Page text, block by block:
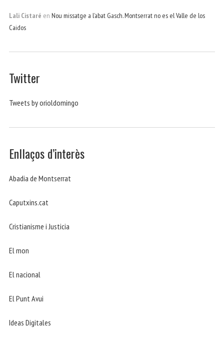
Lali Cistaré en Nou missatge a l’abat Gasch. Montserrat no es el Valle de los
Caidos
Twitter
Tweets by orioldomingo
Enllaços d’interès
Abadia de Montserrat
Caputxins.cat
Cristianisme i Justicia
El mon
El nacional
El Punt Avui
Ideas Digitales